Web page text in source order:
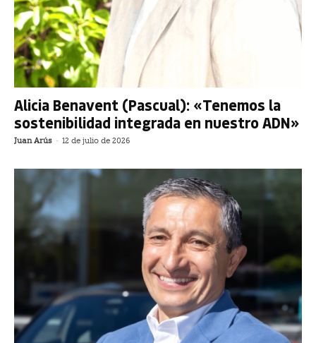
Alicia Benavent (Pascual): «Tenemos la
sostenibilidad integrada en nuestro ADN»
Juan Arús - 12 de julio de 2026